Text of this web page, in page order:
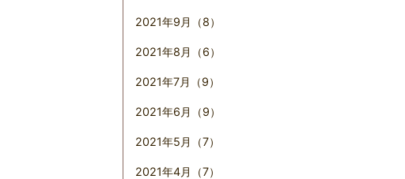
2021年9月（8）
2021年8月（6）
2021年7月（9）
2021年6月（9）
2021年5月（7）
2021年4月（7）